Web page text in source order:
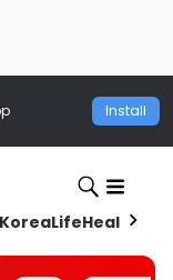
Install
KoreaLifeHealth